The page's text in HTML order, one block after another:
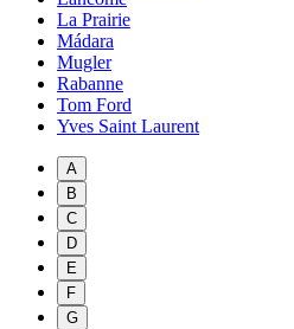
La Prairie
Mádara
Mugler
Rabanne
Tom Ford
Yves Saint Laurent
A
B
C
D
E
F
G